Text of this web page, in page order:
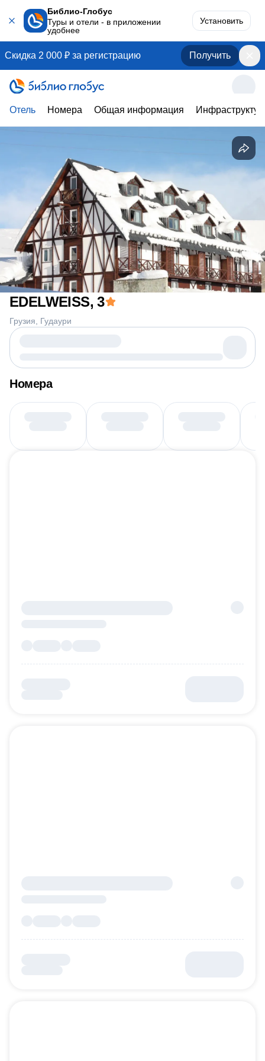
Библио-Глобус
Туры и отели - в приложении
удобнее
Установить
Скидка 2 000 ₽ за регистрацию Получить
Отель Номера Общая информация
EDELWEISS, 3
Грузия Гудаури
Номера